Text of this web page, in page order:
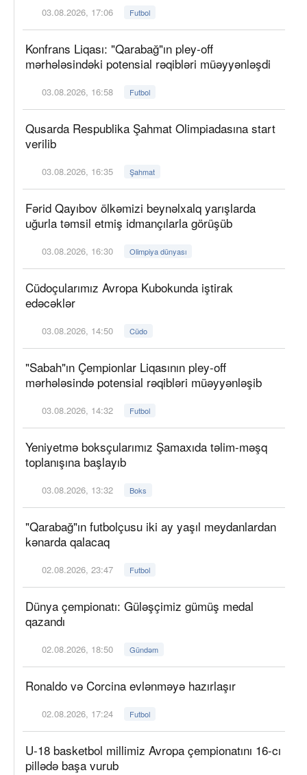
03.08.2026, 17:06 Futbol
Konfrans Liqası: "Qarabağ"ın pley-off
mərhələsindəki potensial rəqibləri müəyyənləşdi
03.08.2026, 16:58 Futbol
Qusarda Respublika Şahmat Olimpiadasına start
verilib
03.08.2026, 16:35 Şahmat
Fərid Qayıbov ölkəmizi beynəlxalq yarışlarda
uğurla təmsil etmiş idmançılarla görüşüb
03.08.2026, 16:30 Olimpiya dünyası
Cüdoçularımız Avropa Kubokunda iştirak
edəcəklər
03.08.2026, 14:50 Cüdo
"Sabah"ın Çempionlar Liqasının pley-off
mərhələsində potensial rəqibləri müəyyənləşib
03.08.2026, 14:32 Futbol
Yeniyetmə boksçularımız Şamaxıda təlim-məşq
toplanışına başlayıb
03.08.2026, 13:32 Boks
"Qarabağ"ın futbolçusu iki ay yaşıl meydanlardan
kənarda qalacaq
02.08.2026, 23:47 Futbol
Dünya çempionatı: Güləşçimiz gümüş medal
qazandı
02.08.2026, 18:50 Gündəm
Ronaldo və Corcina evlənməyə hazırlaşır
02.08.2026, 17:24 Futbol
U-18 basketbol millimiz Avropa çempionatını 16-cı
pillədə başa vurub